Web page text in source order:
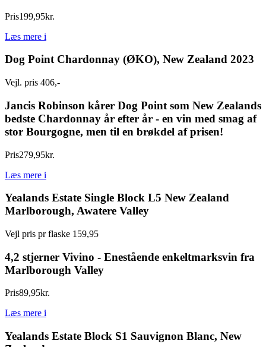
Pris199,95kr.
Læs mere i
Dog Point Chardonnay (ØKO), New Zealand 2023
Vejl. pris 406,-
Jancis Robinson kårer Dog Point som New Zealands
bedste Chardonnay år efter år - en vin med smag af
stor Bourgogne, men til en brøkdel af prisen!
Pris279,95kr.
Læs mere i
Yealands Estate Single Block L5 New Zealand
Marlborough, Awatere Valley
Vejl pris pr flaske 159,95
4,2 stjerner Vivino - Enestående enkeltmarksvin fra
Marlborough Valley
Pris89,95kr.
Læs mere i
Yealands Estate Block S1 Sauvignon Blanc, New